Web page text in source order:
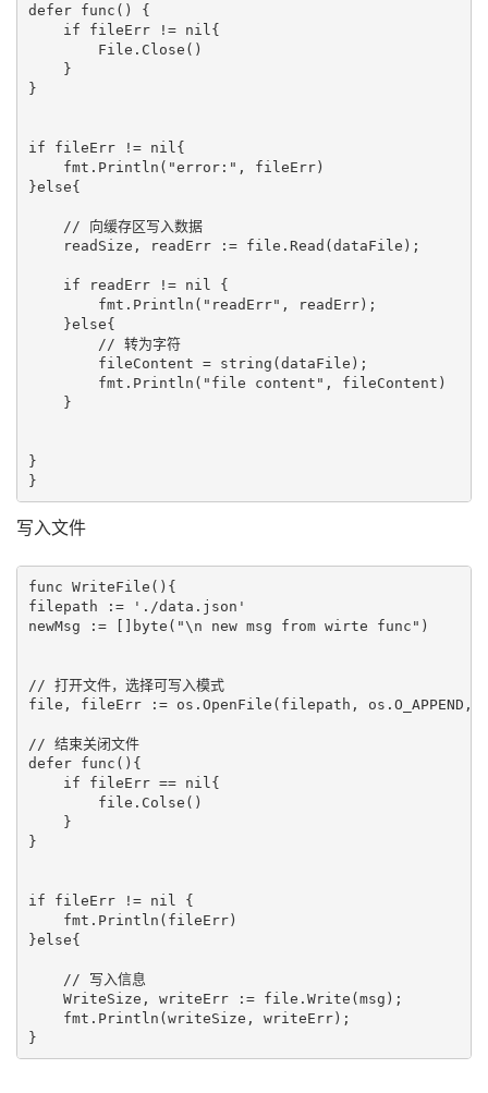
defer func() {
    if fileErr != nil{
        File.Close()
    }
}
if fileErr != nil{
    fmt.Println("error:", fileErr)
}else{
    // 向缓存区写入数据
    readSize, readErr := file.Read(dataFile);
    if readErr != nil {
        fmt.Println("readErr", readErr);
    }else{
        // 转为字符
        fileContent = string(dataFile);
        fmt.Println("file content", fileContent)
    }
}
写入文件
func WriteFile(){
filepath := './data.json'
newMsg := []byte("\n new msg from wirte func")
// 打开文件，选择可写入模式
file, fileErr := os.OpenFile(filepath, os.O_APPEND,
// 结束关闭文件
defer func(){
    if fileErr == nil{
        file.Colse()
    }
}
if fileErr != nil {
    fmt.Println(fileErr)
}else{
    // 写入信息
    WriteSize, writeErr := file.Write(msg);
    fmt.Println(writeSize, writeErr);